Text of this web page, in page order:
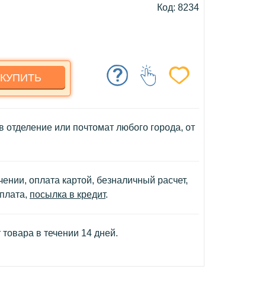
Код: 8234
КУПИТЬ
отделение или почтомат любого города, от
оплата картой, безналичный расчет,
посылка в кредит.
в течении 14 дней.